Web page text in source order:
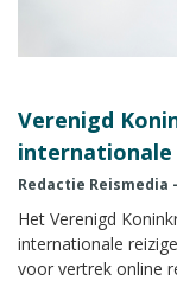
Verenigd
internationale
Redactie Reismedia
Het Verenigd
internationale
voor vertrek online